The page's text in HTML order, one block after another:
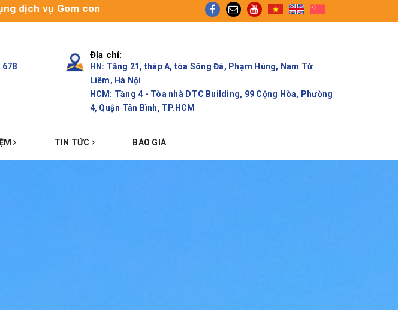
Gom cont chính ngạch để tối ưu thời gian và chi phí!
678
Địa chỉ:
HN: Tầng 21, tháp A, tòa Sông Đà, Phạm Hùng, Nam Từ
Liêm, Hà Nội
HCM: Tầng 4 - Tòa nhà DTC Building, 99 Cộng Hòa, Phường
4, Quận Tân Bình, TP.HCM
TIN TỨC BÁO GIÁ